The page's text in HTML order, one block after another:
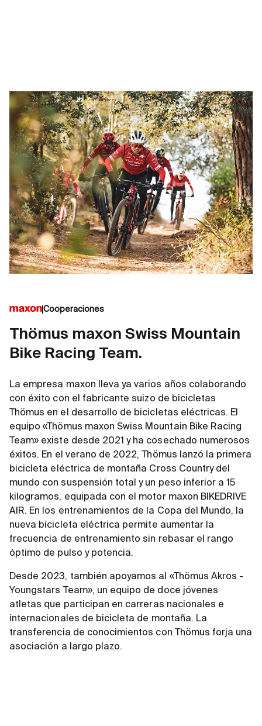
Cooperaciones
Thömus maxon Swiss Mountain
Bike Racing Team.
La empresa maxon lleva ya varios años colaborando
con éxito con el fabricante suizo de bicicletas
Thömus en el desarrollo de bicicletas eléctricas. El
equipo «Thömus maxon Swiss Mountain Bike Racing
Team» existe desde 2021 y ha cosechado numerosos
éxitos. En el verano de 2022, Thömus lanzó la primera
bicicleta eléctrica de montaña Cross Country del
mundo con suspensión total y un peso inferior a 15
kilogramos, equipada con el motor maxon BIKEDRIVE
AIR. En los entrenamientos de la Copa del Mundo, la
nueva bicicleta eléctrica permite aumentar la
frecuencia de entrenamiento sin rebasar el rango
óptimo de pulso y potencia.
Desde 2023, también apoyamos al «Thömus Akros -
Youngstars Team», un equipo de doce jóvenes
atletas que participan en carreras nacionales e
internacionales de bicicleta de montaña. La
transferencia de conocimientos con Thömus forja una
asociación a largo plazo.